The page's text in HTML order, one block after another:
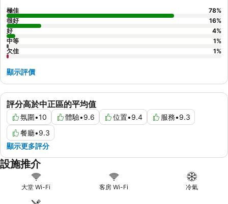
評分高於中正區的平均值
氛圍•10 體驗•9.6 位置•9.4 服務•9.3
餐廳•9.3
顯示更多評分
極佳 78%
很好
16%
好
4%
中等
1%
欠佳
1%
顯示評價
設施推介
大堂 Wi-Fi 客房 Wi-Fi 冷氣